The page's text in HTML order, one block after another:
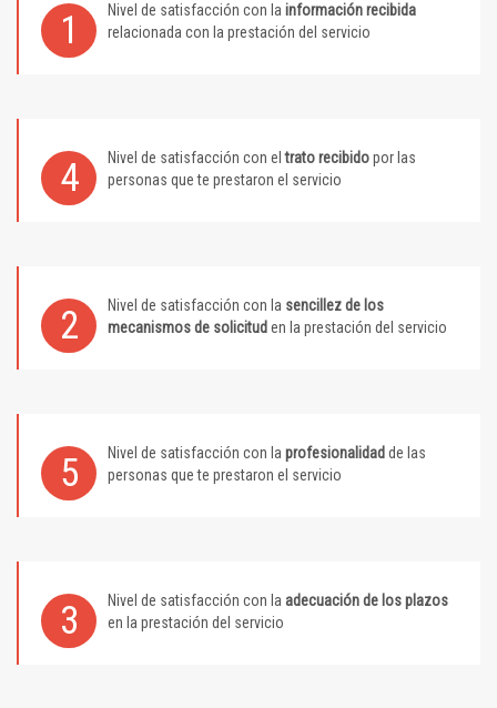
1 Nivel de satisfacción con la información recibida
relacionada con la prestación del servicio
4 Nivel de satisfacción con eltrato recibidopor las
personas que te prestaron el servicio
2 Nivel de satisfacción con la sencillez de los
mecanismos de solicitud en la prestación del servicio
5 Nivel de satisfacción con la profesionalidad de las
personas que te prestaron el servicio
3 Nivel de satisfacción con la adecuación de los plazos
en la prestación del servicio